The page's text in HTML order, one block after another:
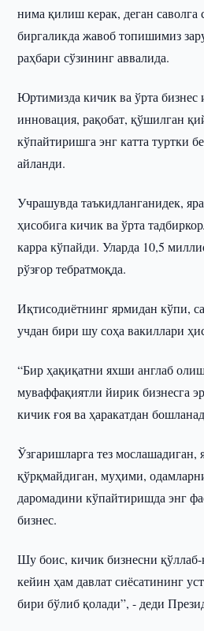
нима қилиш керак, деган саволга
биргаликда жавоб топишимиз
раҳбари сўзининг аввалида.
Юртимизда кичик ва ўрта
инновация, рақобат, қўшилган
кўпайтиришга энг катта туртки
айланди.
Учрашувда таъкидланганидек,
ҳисобига кичик ва ўрта
карра кўпайди. Уларда 10,5
рўзғор тебратмоқда.
Иқтисодиётнинг ярмидан кўпи,
учдан бири шу соҳа вакиллари
“Бир ҳақиқатни яхши англаб
муваффақиятли йирик бизнесга
кичик ғоя ва ҳаракатдан
Ўзгаришларга тез мослашадиган,
қўрқмайдиган, муҳими,
даромадини кўпайтиришда энг
бизнес.
Шу боис, кичик бизнесни
кейин ҳам давлат сиёсатининг
бири бўлиб қолади”, - деди